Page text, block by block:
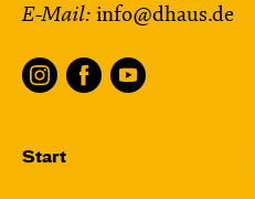
E-Mail: info@dhaus.de
Start